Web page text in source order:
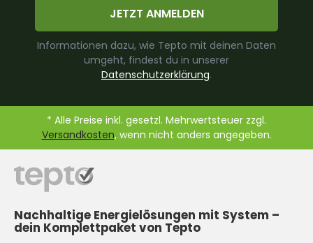
JETZT ANMELDEN
Informationen dazu, wie Tepto mit deinen Daten
umgeht, findest du in unserer
Datenschutzerklärung.
* Alle Preise inkl. gesetzl. Mehrwertsteuer zzgl.
Versandkosten, wenn nicht anders angegeben.
Nachhaltige Energielösungen mit System –
dein Komplettpaket von Tepto